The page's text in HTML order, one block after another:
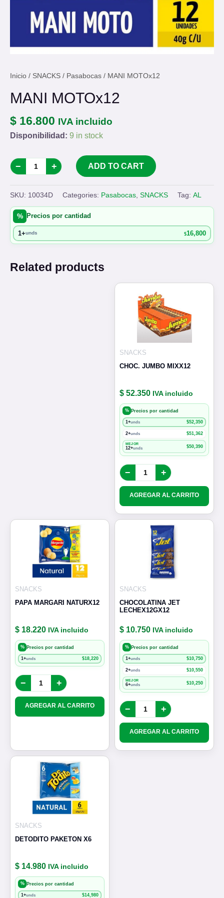
Inicio / SNACKS / Pasabocas / MANI MOTOx12
MANI MOTOx12
$ 16.800 IVA incluido
Disponibilidad: 9 in stock
MANI
MOTOx12
quantity
− + ADD TO CART
SKU: 10034D Categories: Pasabocas SNACKS Tag: AL
% Precios por cantidad
1+unds $16,800
Related products
SNACKS
CHOC. JUMBO MIXX12
$ 52.350 IVA incluido
% Precios por cantidad
1+unds $52,350
2+unds $51,362
MEJOR
12+unds $50,390
− +
AGREGAR AL CARRITO
SNACKS
PAPA MARGARI NATURX12
$ 18.220 IVA incluido
% Precios por cantidad
1+unds $18,220
− +
AGREGAR AL CARRITO
SNACKS
CHOCOLATINA JET
LECHEX12GX12
$ 10.750 IVA incluido
% Precios por cantidad
1+unds $10,750
2+unds $10,550
MEJOR
6+unds $10,250
− +
AGREGAR AL CARRITO
SNACKS
DETODITO PAKETON X6
$ 14.980 IVA incluido
% Precios por cantidad
1+unds $14,980